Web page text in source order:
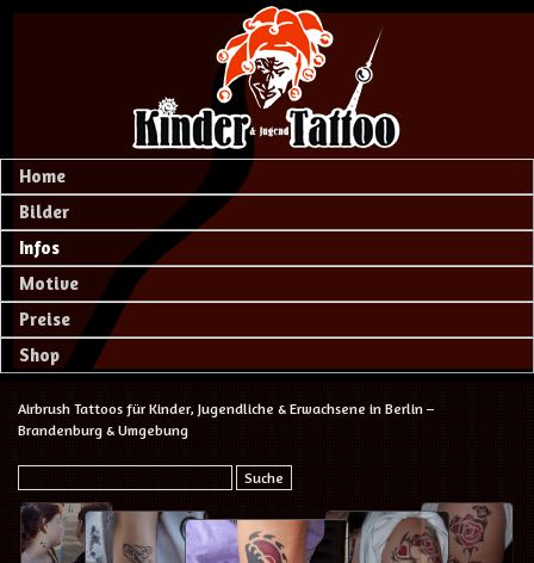
Home
Bilder
Infos
Motive
Preise
Shop
Airbrush Tattoos für Kinder, Jugendliche & Erwachsene in Berlin –
Brandenburg & Umgebung
Suche